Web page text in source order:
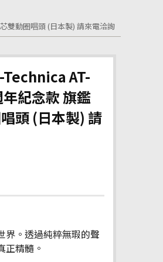
雙動圈唱頭 (日本製) 請來電洽詢
AT-
紀念款 旗鑑
頭 (日本製) 請
界。透過純粹無瑕的聲
正精髓。